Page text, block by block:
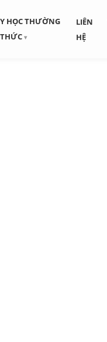
Y HỌC THƯỜNG
THỨC
LIÊN
HỆ